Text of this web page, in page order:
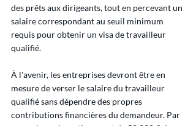
des prêts aux dirigeants, tout en percevant un
salaire correspondant au seuil minimum
requis pour obtenir un visa de travailleur
qualifié.
À l'avenir, les entreprises devront être en
mesure de verser le salaire du travailleur
qualifié sans dépendre des propres
contributions financières du demandeur. Par